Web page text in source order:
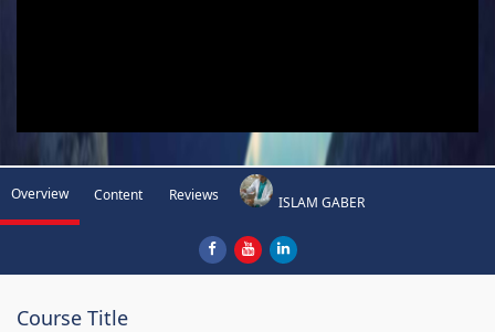
Overview Content Reviews ISLAM GABER
Course Title